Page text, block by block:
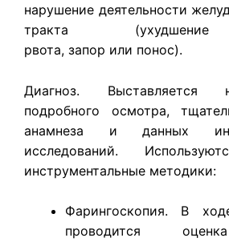
нарушение деятельности
тракта
рвота, запор или понос).
Диагноз. Выставляется
подробного осмотра,
анамнеза и данных
исследований.
инструментальные методики:
Фарингоскопия. В
проводится